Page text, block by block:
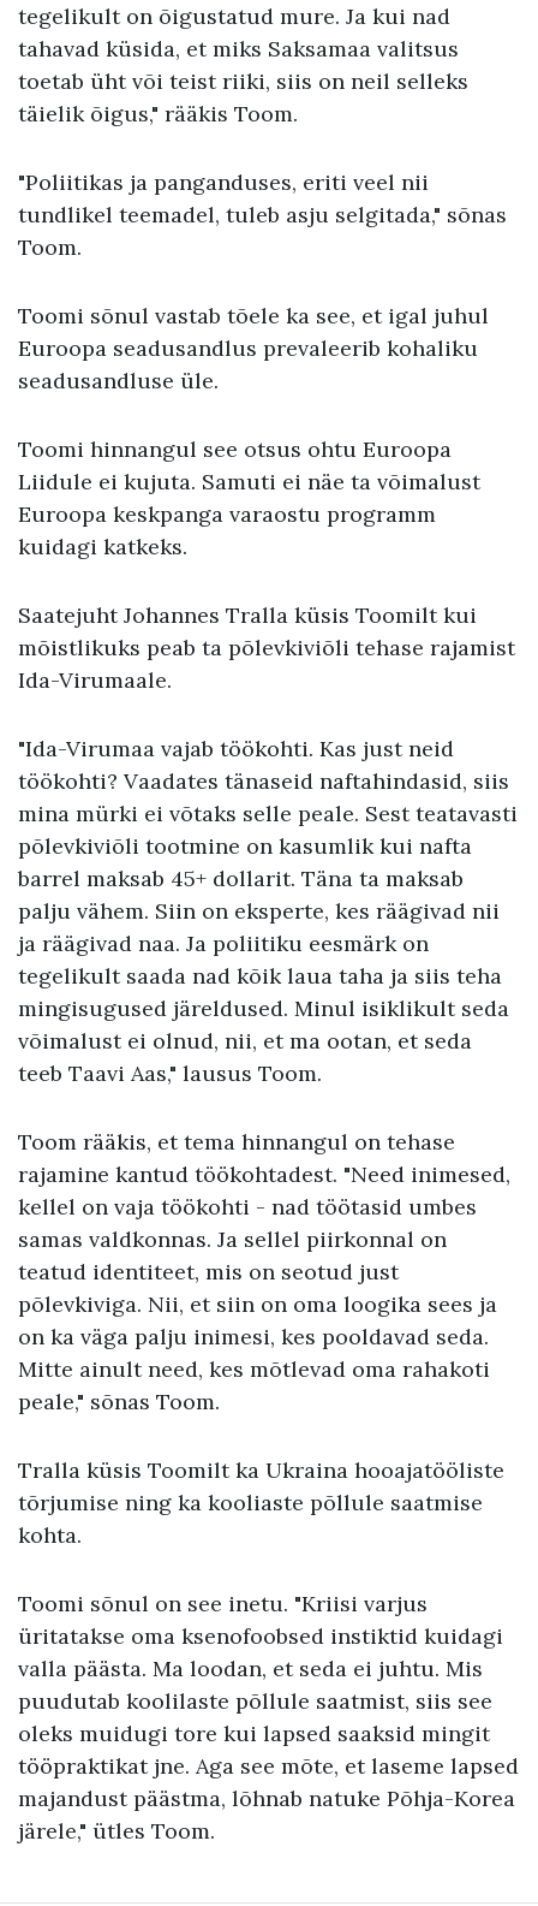
tegelikult on õigustatud mure. Ja kui nad
tahavad küsida, et miks Saksamaa valitsus
toetab üht või teist riiki, siis on neil selleks
täielik õigus," rääkis Toom.
"Poliitikas ja panganduses, eriti veel nii
tundlikel teemadel, tuleb asju selgitada," sõnas
Toom.
Toomi sõnul vastab tõele ka see, et igal juhul
Euroopa seadusandlus prevaleerib kohaliku
seadusandluse üle.
Toomi hinnangul see otsus ohtu Euroopa
Liidule ei kujuta. Samuti ei näe ta võimalust
Euroopa keskpanga varaostu programm
kuidagi katkeks.
Saatejuht Johannes Tralla küsis Toomilt kui
mõistlikuks peab ta põlevkiviõli tehase rajamist
Ida-Virumaale.
"Ida-Virumaa vajab töökohti. Kas just neid
töökohti? Vaadates tänaseid naftahindasid, siis
mina mürki ei võtaks selle peale. Sest teatavasti
põlevkiviõli tootmine on kasumlik kui nafta
barrel maksab 45+ dollarit. Täna ta maksab
palju vähem. Siin on eksperte, kes räägivad nii
ja räägivad naa. Ja poliitiku eesmärk on
tegelikult saada nad kõik laua taha ja siis teha
mingisugused järeldused. Minul isiklikult seda
võimalust ei olnud, nii, et ma ootan, et seda
teeb Taavi Aas," lausus Toom.
Toom rääkis, et tema hinnangul on tehase
rajamine kantud töökohtadest. "Need inimesed,
kellel on vaja töökohti - nad töötasid umbes
samas valdkonnas. Ja sellel piirkonnal on
teatud identiteet, mis on seotud just
põlevkiviga. Nii, et siin on oma loogika sees ja
on ka väga palju inimesi, kes pooldavad seda.
Mitte ainult need, kes mõtlevad oma rahakoti
peale," sõnas Toom.
Tralla küsis Toomilt ka Ukraina hooajatööliste
tõrjumise ning ka kooliaste põllule saatmise
kohta.
Toomi sõnul on see inetu. "Kriisi varjus
üritatakse oma ksenofoobsed instiktid kuidagi
valla päästa. Ma loodan, et seda ei juhtu. Mis
puudutab koolilaste põllule saatmist, siis see
oleks muidugi tore kui lapsed saaksid mingit
tööpraktikat jne. Aga see mõte, et laseme lapsed
majandust päästma, lõhnab natuke Põhja-Korea
järele," ütles Toom.